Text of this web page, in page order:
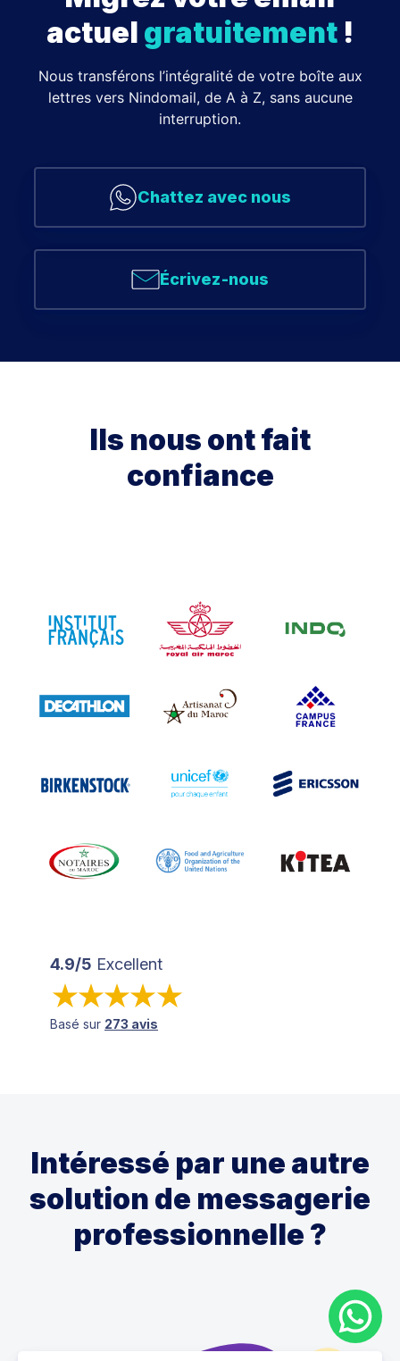
actuel gratuitement !
Nous transférons l’intégralité de votre boîte aux
lettres vers Nindomail, de A à Z, sans aucune
interruption.
Chattez avec nous
Écrivez-nous
Ils nous ont fait
confiance
4.9/5 Excellent
Basé sur 273 avis
Intéressé par une autre
solution de messagerie
professionnelle ?